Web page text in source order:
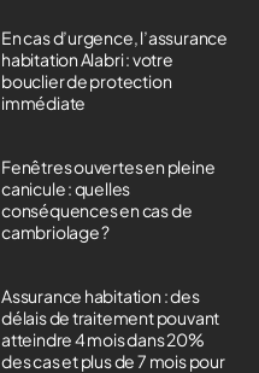
En cas d’urgence, l’assurance
habitation Alabri : votre
bouclier de protection
immédiate
Fenêtres ouvertes en pleine
canicule : quelles
conséquences en cas de
cambriolage ?
Assurance habitation : des
délais de traitement pouvant
atteindre 4 mois dans 20%
des cas et plus de 7 mois pour